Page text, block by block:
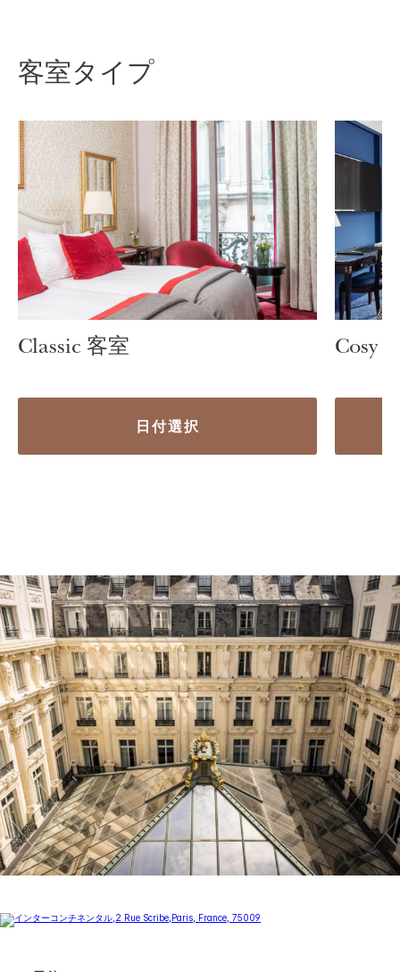
客室タイプ
Classic 客室
日付選択
Cosy